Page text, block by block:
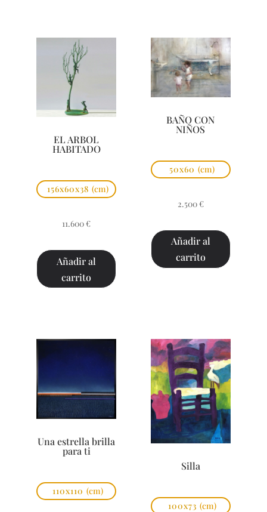
EL ARBOL
HABITADO
156x60x38 (cm)
11.600 €
Añadir al
carrito
BAÑO CON
NIÑOS
50x60 (cm)
2.500 €
Añadir al
carrito
Una estrella brilla
para ti
110x110 (cm)
Silla
100x73 (cm)